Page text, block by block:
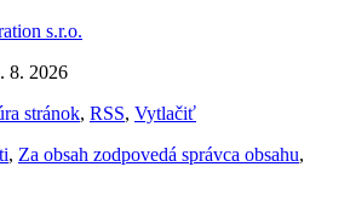
s.r.o.
8. 2026
stránok, RSS, Vytlačiť
, Za obsah zodpovedá správca obsahu,